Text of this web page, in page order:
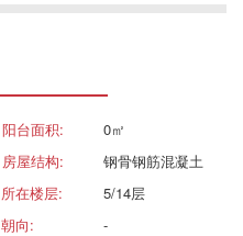
阳台面积:
0㎡
房屋结构:
钢骨钢筋混凝土
所在楼层:
5/14层
朝向:
-